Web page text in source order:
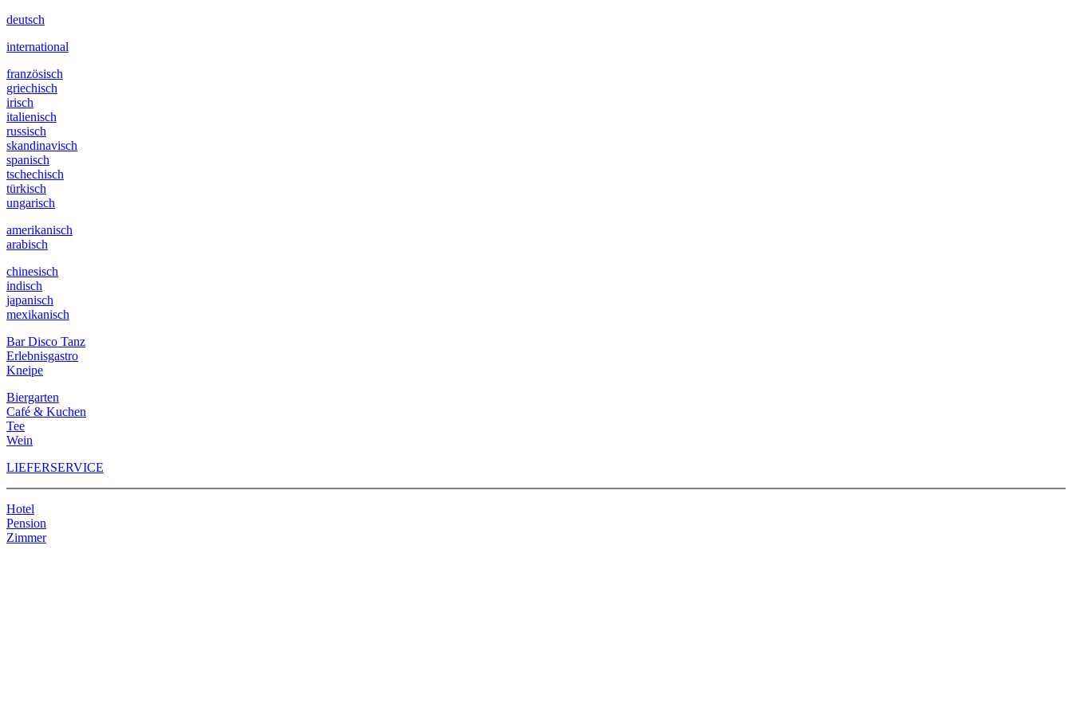
deutsch
international
französisch
griechisch
irisch
italienisch
russisch
skandinavisch
spanisch
tschechisch
türkisch
ungarisch
amerikanisch
arabisch
chinesisch
indisch
japanisch
mexikanisch
Bar Disco Tanz
Erlebnisgastro
Kneipe
Biergarten
Café & Kuchen
Tee
Wein
LIEFERSERVICE
Hotel
Pension
Zimmer